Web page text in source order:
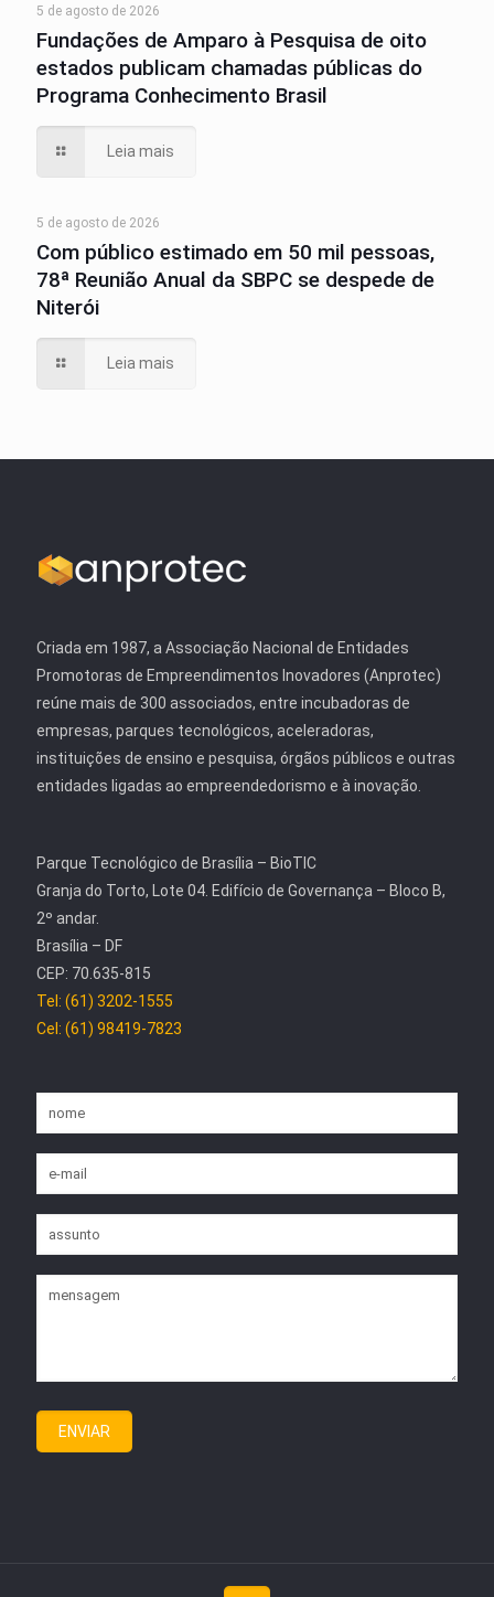
5 de agosto de 2026
Fundações de Amparo à Pesquisa de oito
estados publicam chamadas públicas do
Programa Conhecimento Brasil
Leia mais
5 de agosto de 2026
Com público estimado em 50 mil pessoas,
78ª Reunião Anual da SBPC se despede de
Niterói
Leia mais
Criada em 1987, a Associação Nacional de Entidades
Promotoras de Empreendimentos Inovadores (Anprotec)
reúne mais de 300 associados, entre incubadoras de
empresas, parques tecnológicos, aceleradoras,
instituições de ensino e pesquisa, órgãos públicos e outras
entidades ligadas ao empreendedorismo e à inovação.
Parque Tecnológico de Brasília – BioTIC
Granja do Torto, Lote 04. Edifício de Governança – Bloco B,
2º andar.
Brasília – DF
CEP: 70.635-815
Tel: (61) 3202-1555
Cel: (61) 98419-7823